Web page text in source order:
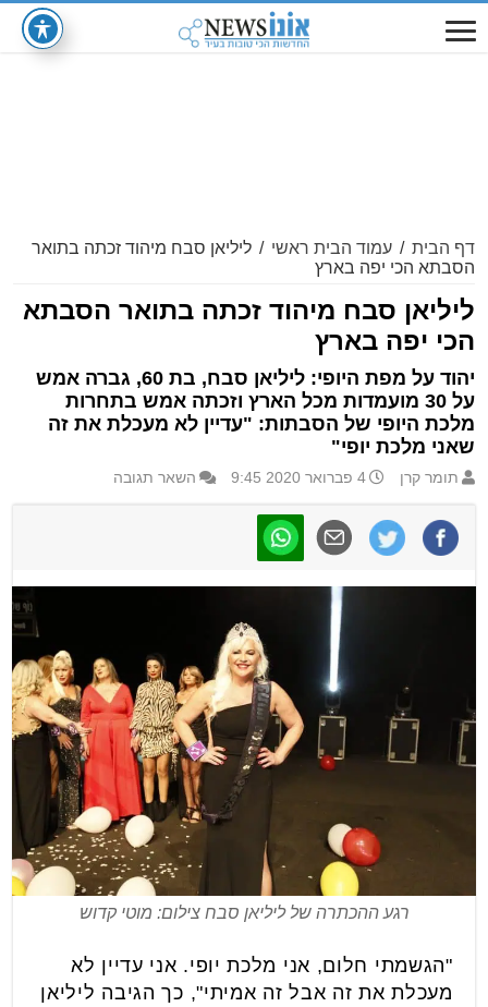
דף הבית / עמוד הבית ראשי / ליליאן סבח מיהוד זכתה בתואר
הסבתא הכי יפה בארץ
ליליאן סבח מיהוד זכתה בתואר הסבתא
הכי יפה בארץ
יהוד על מפת היופי: ליליאן סבח, בת 60, גברה אמש
על 30 מועמדות מכל הארץ וזכתה אמש בתחרות
מלכת היופי של הסבתות: "עדיין לא מעכלת את זה
שאני מלכת יופי"
תומר קרן 4 פברואר 2020 9:45 השאר תגובה
רגע ההכתרה של ליליאן סבח צילום: מוטי קדוש
"הגשמתי חלום, אני מלכת יופי. אני עדיין לא
מעכלת את זה אבל זה אמיתי", כך הגיבה ליליאן